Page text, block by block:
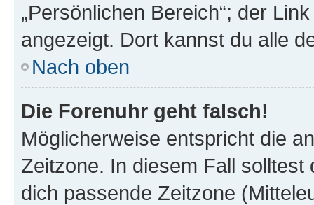
„Persönlichen Bereich“; der
angezeigt. Dort kannst du alle
Nach oben
Die Forenuhr geht falsch!
Möglicherweise entspricht die
Zeitzone. In diesem Fall solltest
dich passende Zeitzone